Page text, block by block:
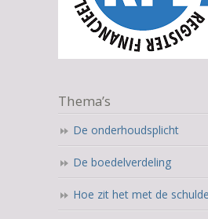
Thema’s
De onderhoudsplicht
De boedelverdeling
Hoe zit het met de